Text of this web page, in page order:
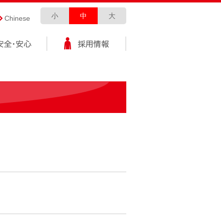
Chinese 小 中 大